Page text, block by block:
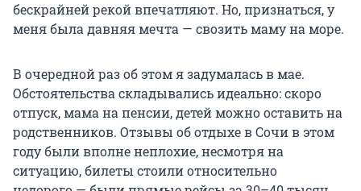
бескрайней рекой впечатляют. Но, признаться, у
меня была давняя мечта — свозить маму на море.
В очередной раз об этом я задумалась в мае.
Обстоятельства складывались идеально: скоро
отпуск, мама на пенсии, детей можно оставить на
родственников. Отзывы об отдыхе в Сочи в этом
году были вполне неплохие, несмотря на
ситуацию, билеты стоили относительно